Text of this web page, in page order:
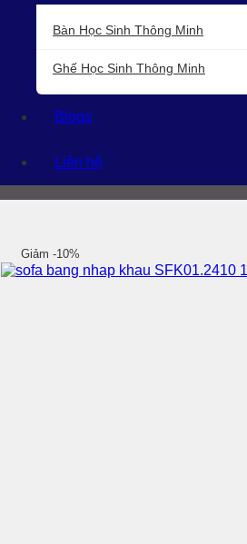
Bàn Học Sinh Thông Minh
Ghế Học Sinh Thông Minh
Blogs
Liên hệ
Giảm -10%